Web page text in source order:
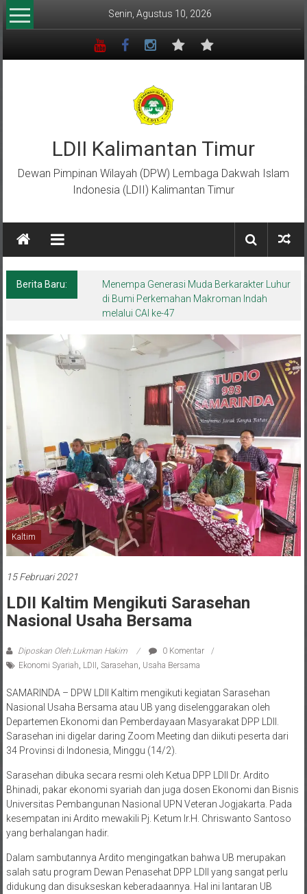
Lompat
ke
Senin, Agustus 10, 2026
LDII Kalimantan Timur
Dewan Pimpinan Wilayah (DPW) Lembaga Dakwah Islam
Indonesia (LDII) Kalimantan Timur
Berita Baru:
Menempa Generasi Muda Berkarakter Luhur
di Bumi Perkemahan Makroman Indah
melalui CAI ke-47
Kaltim
15 Februari 2021
LDII Kaltim Mengikuti Sarasehan
Nasional Usaha Bersama
Diposkan Oleh:Lukman Hakim
0 Komentar
Ekonomi Syariah LDII Sarasehan Usaha Bersama
SAMARINDA – DPW LDII Kaltim mengikuti kegiatan Sarasehan
Nasional Usaha Bersama atau UB yang diselenggarakan oleh
Departemen Ekonomi dan Pemberdayaan Masyarakat DPP LDII.
Sarasehan ini digelar daring Zoom Meeting dan diikuti peserta dari
34 Provinsi di Indonesia, Minggu (14/2).
Sarasehan dibuka secara resmi oleh Ketua DPP LDII Dr. Ardito
Bhinadi, pakar ekonomi syariah dan juga dosen Ekonomi dan Bisnis
Universitas Pembangunan Nasional UPN Veteran Jogjakarta. Pada
kesempatan ini Ardito mewakili Pj. Ketum Ir.H. Chriswanto Santoso
yang berhalangan hadir.
Dalam sambutannya Ardito mengingatkan bahwa UB merupakan
salah satu program Dewan Penasehat DPP LDII yang sangat perlu
didukung dan disukseskan keberadaannya. Hal ini lantaran UB